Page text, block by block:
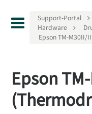
Support-Portal
Hardware
Epson TM-M30II/
Epson